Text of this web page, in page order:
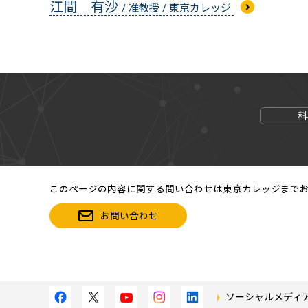
江間 有沙 / 准教授 / 東京カレッジ
このページの内容に関する問い合わせは東京カレッジまで
お問い合わせ
ソーシャルメディ